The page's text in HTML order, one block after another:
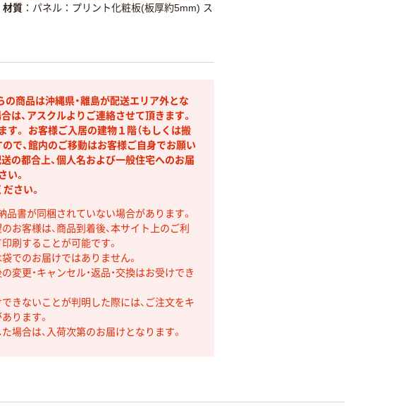
材質
パネル：プリント化粧板(板厚約5mm) ス
商品は沖縄県・離島が配送エリア外とな
は、アスクルよりご連絡させて頂きます。
。 お客様ご入居の建物１階（もしくは搬
で、館内のご移動はお客様ご自身でお願い
の都合上、個人名および一般住宅へのお届
い。
さい。
品書が同梱されていない場合があります。
お客様は、商品到着後、本サイト上のご利
刷することが可能です。
でのお届けではありません。
変更・キャンセル・返品・交換はお受けでき
きないことが判明した際には、ご注文をキ
ります。
場合は、入荷次第のお届けとなります。